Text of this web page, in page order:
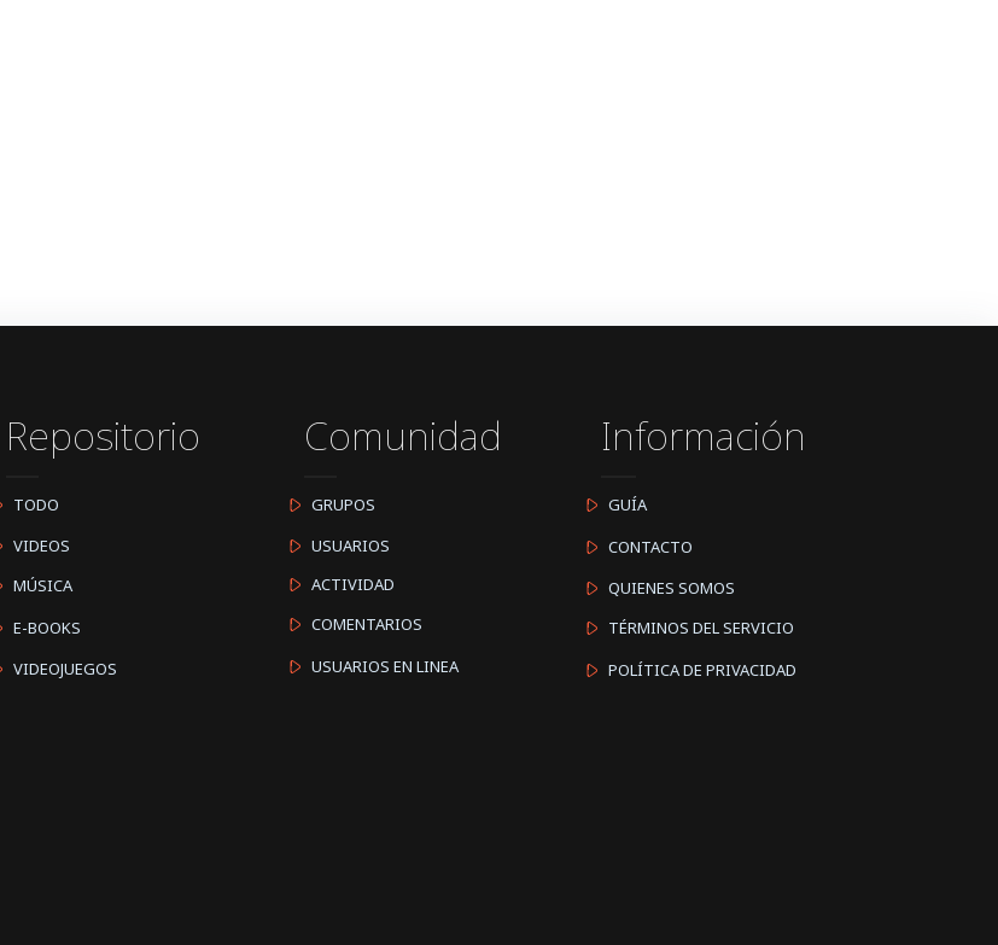
Repositorio
TODO
VIDEOS
MÚSICA
E-BOOKS
VIDEOJUEGOS
Comunidad
GRUPOS
USUARIOS
ACTIVIDAD
COMENTARIOS
USUARIOS EN LINEA
Información
GUÍA
CONTACTO
QUIENES SOMOS
TÉRMINOS DEL SERVICIO
POLÍTICA DE PRIVACIDAD